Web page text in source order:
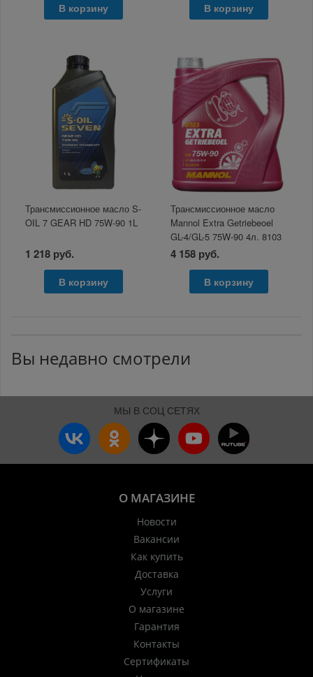
В корзину В корзину
Трансмиссионное масло S-
OIL 7 GEAR HD 75W-90 1L
1 218 руб.
В корзину
Трансмиссионное масло
Mannol Extra Getriebeoel
GL-4/GL-5 75W-90 4л. 8103
4 158 руб.
В корзину
Вы недавно смотрели
МЫ В СОЦ СЕТЯХ
О МАГАЗИНЕ
Новости
Вакансии
Как купить
Доставка
Услуги
О магазине
Гарантия
Контакты
Сертификаты